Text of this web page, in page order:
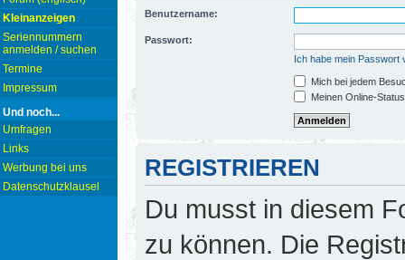
Kleinanzeigen
Seriennummern
anmelden / suchen
Termine
Impressum
Und noch...
Umfragen
Links
Werbung bei uns
Datenschutzklausel
Benutzername:
Passwort:
Ich habe mein Passwort
Mich bei jedem
Meinen Online-
REGISTRIEREN
Du musst in diesem
zu können. Die